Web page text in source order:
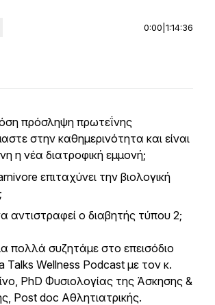
0:00 1:14:36
πρόσληψη πρωτεΐνης
στην καθημερινότητα και είναι
η νέα διατροφική εμμονή;
επιταχύνει την βιολογική
αντιστραφεί ο διαβητής τύπου 2;
πολλά συζητάμε στο επεισόδιο
Talks Wellness Podcast με τον κ.
PhD Φυσιολογίας της Άσκησης &
Post doc Αθλητιατρικής.